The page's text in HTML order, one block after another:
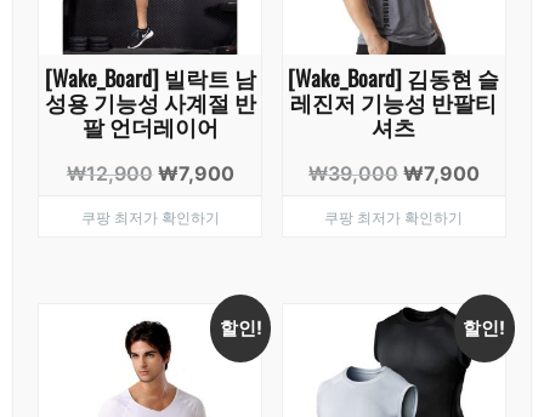
[Wake_Board] 빌락트 남
성용 기능성 사계절 반
팔 언더레이어
₩12,900 원
가
₩7,900현
쿠팡 최저가 확인하기
[Wake_Board] 김동현 슬
레진저 기능성 반팔티
셔츠
₩39,000 원
가
₩7,900현
쿠팡 최저가 확인하기
할인! 할인!